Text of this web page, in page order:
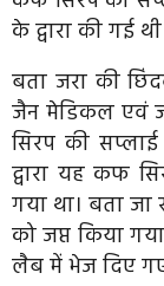
के द्वारा की गई
बता जरा की
जैन मेडिकल एवं
सिरप की
द्वारा यह कफ
गया था। बता
को जप्त किया
लैब में भेज दिए